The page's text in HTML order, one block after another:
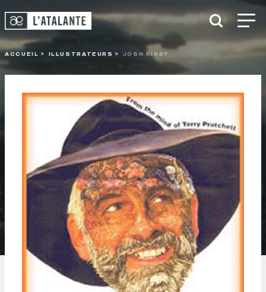
ACCUEIL ILLUSTRATEURS JOSH KIRBY